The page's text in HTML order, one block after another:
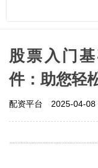
股票入门
件：助您轻
配资平台 2025-04-08